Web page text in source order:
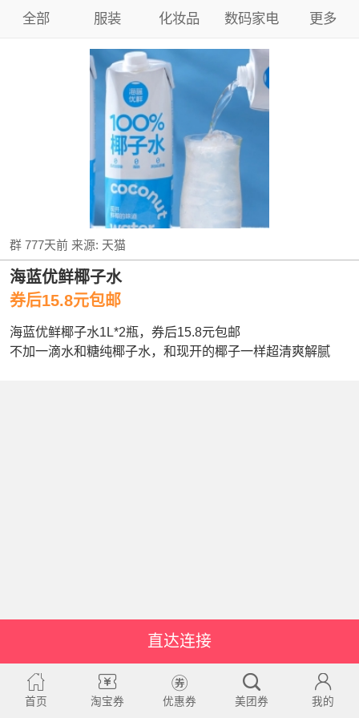
全部 服装 化妆品 数码家电 更多
群 777天前来源: 天猫
海蓝优鲜椰子水
券后15.8元包邮
海蓝优鲜椰子水1L*2瓶，券后15.8元包邮
不加一滴水和糖纯椰子水，和现开的椰子一样超清爽解腻
直达连接
首页 淘宝券 优惠券 美团券 我的